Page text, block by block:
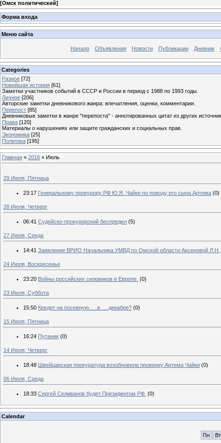
[Омск политический]
Форма входа
Меню сайта
Начало Объявления Новости Публикации Дневник
Categories
Разное [72]
Новейшая история [61]
Заметки участников событий в СССР и России в период с 1988 по 1993 годы.
Личное [206]
Авторские заметки дневникового жанра: впечатления, оценки, комментарии.
Перепост [85]
Дневниковые заметки в жанре "перепоста" - аннотированных цитат из других
Права [120]
Материалы о нарушениях или защите гражданских и социальных прав.
Экономика [25]
Политика [195]
Главная » 2016 » Июль
29 Июля, Пятница
23:17 Генеральному прокурору РФ Ю.Я. Чайке по поводу его сына Артема (0)
28 Июля, Четверг
06:41 Судейско-прокурорский беспредел (5)
27 Июля, Среда
14:41 Заявление ВРИО Начальника УМВД по Омской области Аксеновой Л.Н.
24 Июля, Воскресенье
23:20 Войны российских силовиков в Европе. (0)
23 Июля, Суббота
15:50 Кредит на посевную…..в…..декабре? (0)
15 Июля, Пятница
16:24 Путаник (0)
14 Июля, Четверг
18:48 Швейцарская прокуратура возобновила проверку Артема Чайки (0)
06 Июля, Среда
18:33 Сергей Селиванов будет Президентом РФ. (0)
Calendar
Пн Вт